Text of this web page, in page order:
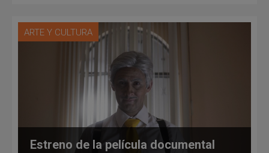
ARTE Y CULTURA
Estreno de la película documental